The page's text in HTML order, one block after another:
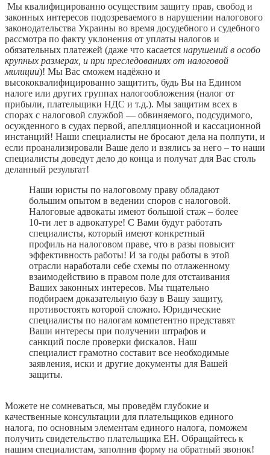
Мы квалифицированно осуществим защиту прав, свобод и
законных интересов подозреваемого в нарушении налогового
законодательства Украины во время досудебного и судебного
рассмотра по факту уклонения от уплаты налогов и
обязательных платежей (даже что касается нарушений в особо
крупных размерах, и при преследованиях от налоговой
милиции)! Мы Вас сможем надёжно и
высококвалифицированно защитить, будь Вы на Едином
налоге или других группах налогообложения (налог от
прибыли, плательщики НДС и т.д.). Мы защитим всех в
спорах с налоговой службой — обвиняемого, подсудимого,
осужденного в судах первой, апелляционной и кассационной
инстанций! Наши специалисты не бросают дела на полпути, и
если проанализировали Ваше дело и взялись за него – то наши
специалисты доведут дело до конца и получат для Вас столь
деланный результат!
Наши юристы по налоговому праву обладают
большим опытом в ведении споров с налоговой.
Налоговые адвокаты имеют большой стаж – более
10-ти лет в адвокатуре! С Вами будут работать
специалисты, который имеют конкретный
профиль на налоговом праве, что в разы повысит
эффективность работы! И за годы работы в этой
отрасли наработали себе схемы по отлаженному
взаимодействию в правом поле для отстаивания
Ваших законных интересов. Мы тщательно
подбираем доказательную базу в Вашу защиту,
противостоять которой сложно. Юридические
специалисты по налогам компетентно представят
Ваши интересы при получении штрафов и
санкций после проверки фискалов. Наш
специалист грамотно составит все необходимые
заявления, иски и другие документы для Вашей
защиты.
Можете не сомневаться, мы проведём глубокие и
качественные консультации для плательщиков единого
налога, по основным элементам единого налога, поможем
получить свидетельство плательщика ЕН. Обращайтесь к
нашим специалистам, заполнив форму на обратный звонок!